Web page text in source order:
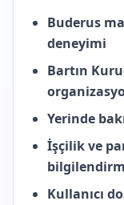
Buderus
deneyimi
Bartın
Yerinde
İşçilik ve
Kullanıcı